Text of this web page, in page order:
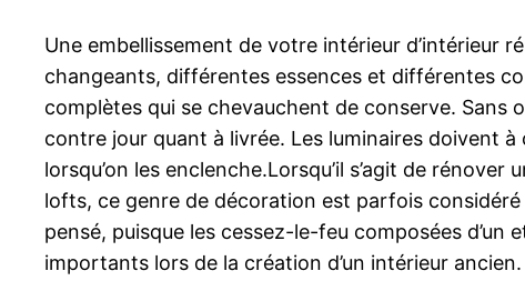
Une embellissement de votre intérieur d’intérieur
changeants, différentes essences et différentes
complètes qui se chevauchent de conserve. Sans
contre jour quant à livrée. Les luminaires doivent
lorsqu’on les enclenche.Lorsqu’il s’agit de
lofts, ce genre de décoration est parfois
pensé, puisque les cessez-le-feu composées d’un
importants lors de la création d’un intérieur